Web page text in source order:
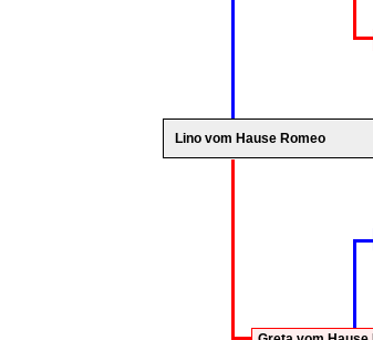
Lino vom Hause Romeo